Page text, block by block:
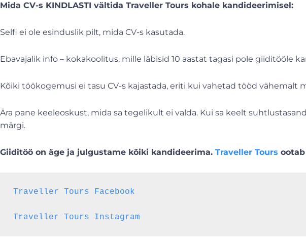
Mida CV-s KINDLASTI vältida Traveller Tours kohale kandideerimisel:
Selfi ei ole esinduslik pilt, mida CV-s kasutada.
Ebavajalik info – kokakoolitus, mille läbisid 10 aastat tagasi pole giiditööle
Kõiki töökogemusi ei tasu CV-s kajastada, eriti kui vahetad tööd vähemalt
Ära pane keeleoskust, mida sa tegelikult ei valda. Kui sa keelt
märgi.
Giiditöö on äge ja julgustame kõiki kandideerima. Traveller Tours
Traveller Tours Facebook
Traveller Tours Instagram